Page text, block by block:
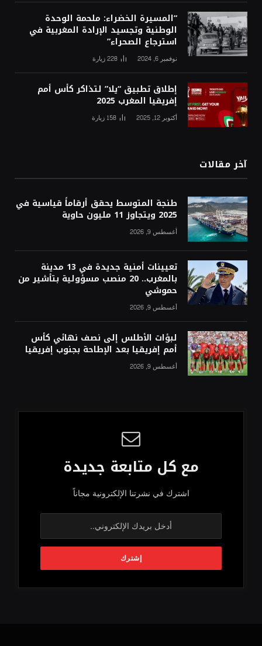
“المسيرة الخضراء: ملحمة الوحدة
الوطنية وتجسيد الإرادة المغربية في
استرجاع الصحراء”
نوفمبر 6, 2024 228زيارة
إطلاق تطبيق “يلا” لتذاكر كأس أمم
إفريقيا المغرب 2025
أكتوبر 12, 2025 158 زيارة
آخر مقالات
طنجة المتوسط يحقق أرقاماً قياسية في
2025 ويتجاوز 11 مليون حاوية
أغسطس 9, 2026
تعيينات أمنية جديدة في 13 مدينة
بالمغرب.. 20 منصب مسؤولية بتأشير من
حموشي
أغسطس 9, 2026
لبؤات الأطلس إلى نصف نهائي كأس
أمم إفريقيا بعد الإطاحة بجنوب إفريقيا
أغسطس 9, 2026
مع كل متابعة جديدة
اشترك في نشرتنا الإلكترونية مجاناً